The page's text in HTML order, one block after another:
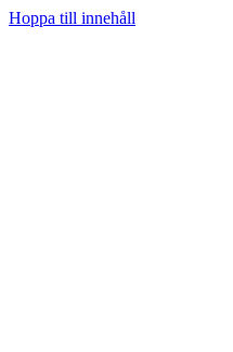
Hoppa till innehåll